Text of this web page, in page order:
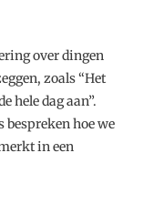
over dingen
zoals “Het
hele dag aan”.
hoe we
in een